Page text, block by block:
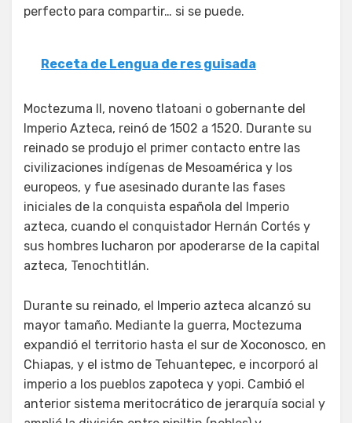
perfecto para compartir… si se puede.
Receta de Lengua de res guisada
Moctezuma II, noveno tlatoani o gobernante del
Imperio Azteca, reinó de 1502 a 1520. Durante su
reinado se produjo el primer contacto entre las
civilizaciones indígenas de Mesoamérica y los
europeos, y fue asesinado durante las fases
iniciales de la conquista española del Imperio
azteca, cuando el conquistador Hernán Cortés y
sus hombres lucharon por apoderarse de la capital
azteca, Tenochtitlán.
Durante su reinado, el Imperio azteca alcanzó su
mayor tamaño. Mediante la guerra, Moctezuma
expandió el territorio hasta el sur de Xoconosco, en
Chiapas, y el istmo de Tehuantepec, e incorporó al
imperio a los pueblos zapoteca y yopi. Cambió el
anterior sistema meritocrático de jerarquía social y